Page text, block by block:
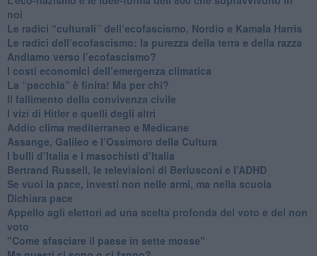
noi
​Le radici “culturali” dell’ecofascismo, Nordio e Kamala Harris
Le radici dell’ecofascismo: la purezza della terra e della razza
Andiamo verso l’ecofascismo?
I costi economici dell’emergenza climatica
​La “pacchia” è finita! Ma per chi?
​Il fallimento della convivenza civile
​I vizi di Hitler e quelli degli altri
Addio clima mediterraneo e Medicane
​Assange, Galileo e l’Ossimoro della Cultura
​I bulli d’Italia e i masochisti d’Italia
​Bertrand Russell, le televisioni di Berlusconi e l’ADHD
​Se vuoi la pace, investi non nelle armi, ma nella scuola
​Dichiara pace
​Appello agli elettori ad una scelta profonda del voto e del non
voto
"Come sfasciare il paese in sette mosse"